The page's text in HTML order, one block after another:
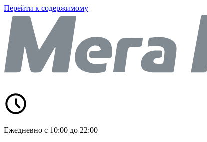
Перейти к содержимому
Ежедневно с 10:00 до 22:00